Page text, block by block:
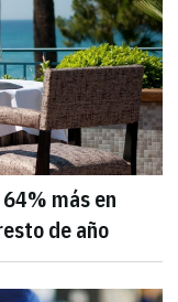
más en
de año